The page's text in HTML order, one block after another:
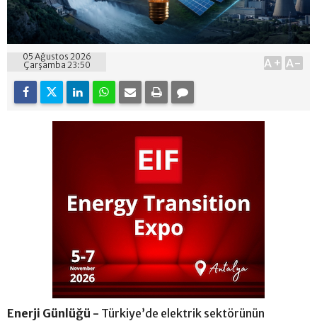
05 Ağustos 2026
Çarşamba 23:50
A+ A-
Enerji Günlüğü - Türkiye’de elektrik sektörünün